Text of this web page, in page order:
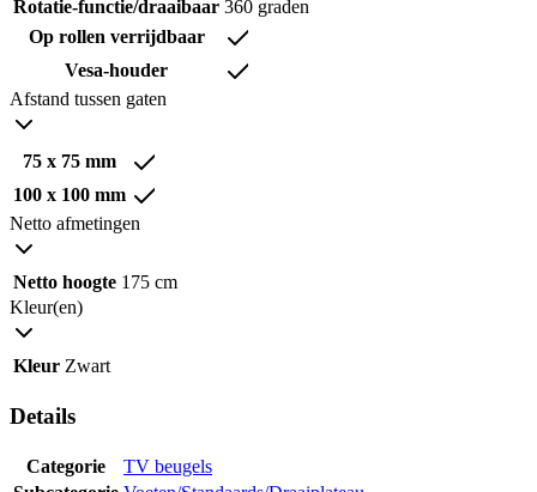
Rotatie-functie/draaibaar 360 graden
Op rollen verrijdbaar
Vesa-houder
Afstand tussen gaten
75 x 75 mm
100 x 100 mm
Netto afmetingen
Netto hoogte 175 cm
Kleur(en)
Kleur Zwart
Details
Categorie
TV beugels